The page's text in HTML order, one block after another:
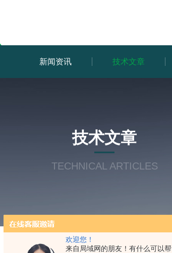
欢迎您！
来自局域网的朋友！有什么可以帮
新闻资讯 技术文章
技术文章
TECHNICAL ARTICLES